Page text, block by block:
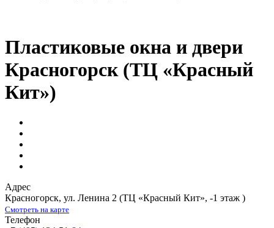
Пластиковые окна и двери
Красногорск (ТЦ «Красный
Кит»)
Адрес
Красногорск, ул. Ленина 2 (ТЦ «Красный Кит», -1 этаж )
Смотреть на карте
Телефон